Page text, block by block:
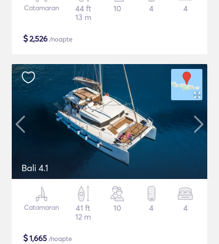
Catamaran
44 ft
13 m
10 4 4
$2,526 /noapte
Bali 4.1
Catamaran
41 ft
12 m
10 4 4
$1,665 /noapte